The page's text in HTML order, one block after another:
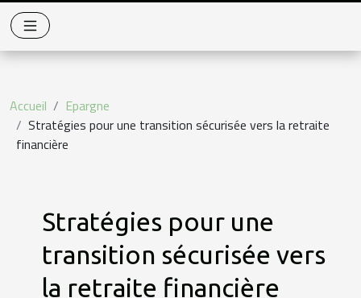
Accueil
Epargne
Stratégies pour une transition sécurisée vers la retraite
financière
Stratégies pour une
transition sécurisée vers
la retraite financière